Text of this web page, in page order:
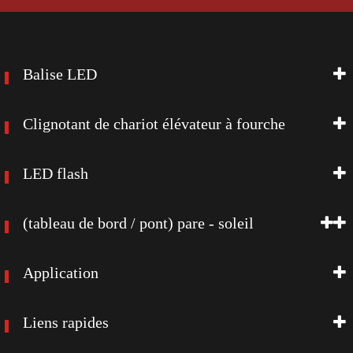
Balise LED
Clignotant de chariot élévateur à fourche
LED flash
(tableau de bord / pont) pare - soleil
Application
Liens rapides